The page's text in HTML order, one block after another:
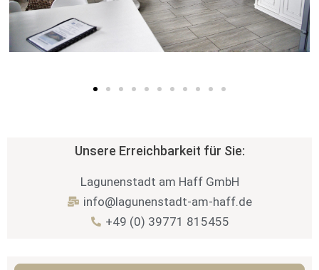
Unsere Erreichbarkeit für Sie:
Lagunenstadt am Haff GmbH
info@lagunenstadt-am-haff.de
+49 (0) 39771 815455